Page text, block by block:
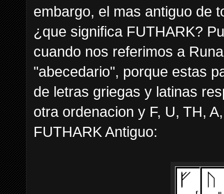
embargo, el mas antiguo de
¿que significa FUTHARK?
cuando nos referimos a
"abecedario", porque estas
de letras griegas y latinas
otra ordenacion y F, U, TH,
FUTHARK Antiguo: